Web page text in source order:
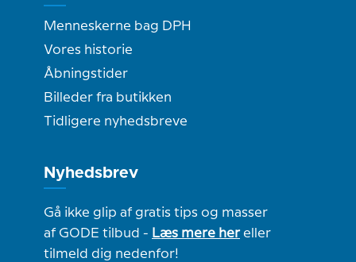
Menneskerne bag DPH
Vores historie
Åbningstider
Billeder fra butikken
Tidligere nyhedsbreve
Nyhedsbrev
Gå ikke glip af gratis tips og masser
af GODE tilbud - Læs mere hereller
tilmeld dig nedenfor!